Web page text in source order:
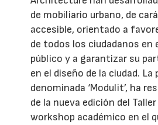
de mobiliario urbano, de
accesible, orientado a
de todos los ciudadanos en
público y a garantizar su
en el diseño de la ciudad. La
denominada ‘Modulit’, ha
de la nueva edición del
workshop académico en el